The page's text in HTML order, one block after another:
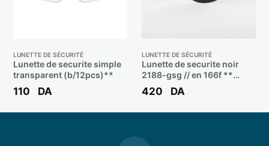
LUNETTE DE SÉCURITÉ
Lunette de securite simple
transparent (b/12pcs)**
110 DA
LUNETTE DE SÉCURITÉ
Lunette de securite noir
2188-gsg // en 166f **
STEELPRO
420 DA